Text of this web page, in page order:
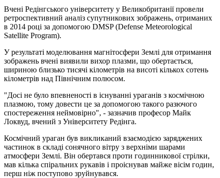
Вчені Редінгського університету у Великобританії провели
ретроспективний аналіз супутникових зображень, отриманих
в 2014 році за допомогою DMSP (Defense Meteorological
Satellite Program).
У результаті моделювання магнітосфери Землі для отримання
зображень вчені виявили вихор плазми, що обертається,
шириною близько тисячі кілометрів на висоті кількох сотень
кілометрів над Північним полюсом.
"Досі не було впевненості в існуванні ураганів з космічною
плазмою, тому довести це за допомогою такого разючого
спостереження неймовірно", - зазначив професор Майк
Локвуд, вчений з Університету Редінга.
Космічний ураган був викликаний взаємодією заряджених
частинок в складі сонячного вітру з верхніми шарами
атмосфери Землі. Він обертався проти годинникової стрілки,
мав кілька спіральних рукавів і проіснував майже вісім годин,
перш ніж поступово зруйнувався.